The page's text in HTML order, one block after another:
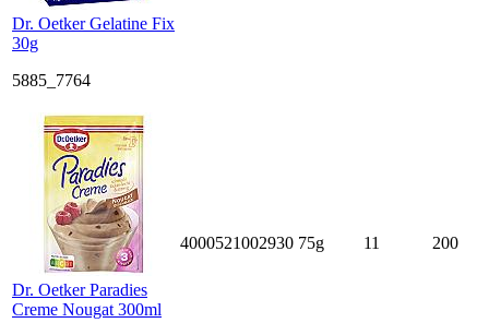
Dr. Oetker Gelatine Fix
30g
5885_7764
Dr. Oetker Paradies
Creme Nougat 300ml
4000521002930 75g 11 200